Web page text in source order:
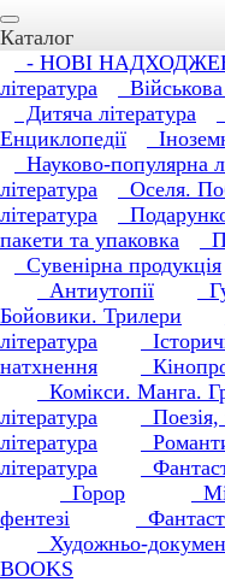
Каталог
- НОВІ
література
Дитяча література
Енциклопедії
Науково-популярна
література
Оселя.
література
пакети та упаковка
Сувенірна продукція
Антиутопії
Бойовики. Трилери
література
натхнення
Комікси. Манга.
література
література
література
Горор
фентезі
Художньо-
BOOKS